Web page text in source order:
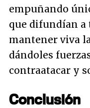
empuñando
que difundían a
mantener viva
dándoles
contraatacar y
Conclusión